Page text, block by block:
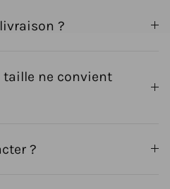
?
taille ne convient
?